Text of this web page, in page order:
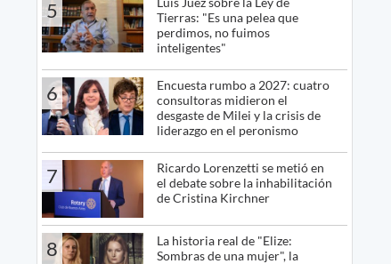
5
Tierras: "Es una pelea que
perdimos, no fuimos
inteligentes"
6
Encuesta rumbo a 2027: cuatro
consultoras midieron el
desgaste de Milei y la crisis de
liderazgo en el peronismo
7
Ricardo Lorenzetti se metió en
el debate sobre la inhabilitación
de Cristina Kirchner
8
La historia real de "Elize:
Sombras de una mujer", la